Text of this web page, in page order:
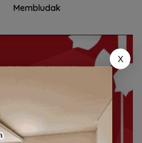
Membludak
X